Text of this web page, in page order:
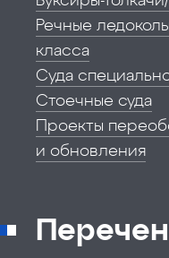
Речные
класса
Суда
Стоечные суда
Проекты
и обновления